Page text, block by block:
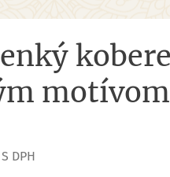
S DPH